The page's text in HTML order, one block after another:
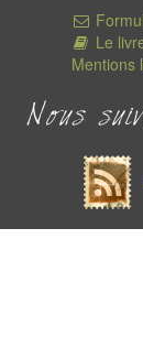
Le
Mentions
Nous